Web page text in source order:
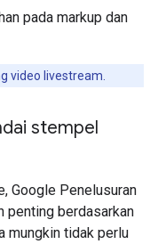
pada markup dan
video livestream.
stempel
Google Penelusuran
penting berdasarkan
mungkin tidak perlu